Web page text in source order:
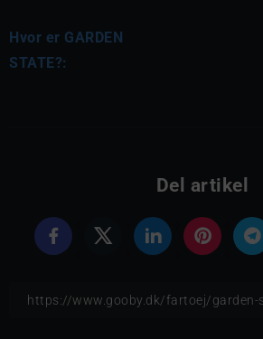
Hvor er GARDEN
STATE?:
Del artikel